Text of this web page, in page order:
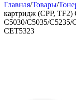
Главная/Товары/
картридж (CPP,
C5030/C5035/C5235/
CET5323